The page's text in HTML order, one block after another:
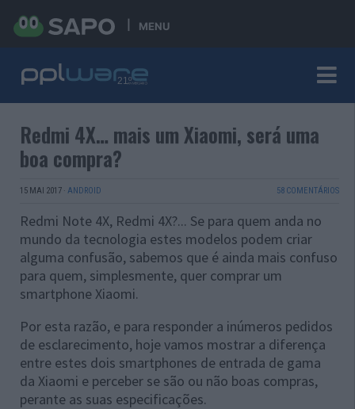
MENU
Redmi 4X… mais um Xiaomi, será uma
boa compra?
15 MAI 2017 · ANDROID 58 COMENTÁRIOS
Redmi Note 4X, Redmi 4X?... Se para quem anda no
mundo da tecnologia estes modelos podem criar
alguma confusão, sabemos que é ainda mais confuso
para quem, simplesmente, quer comprar um
smartphone Xiaomi.
Por esta razão, e para responder a inúmeros pedidos
de esclarecimento, hoje vamos mostrar a diferença
entre estes dois smartphones de entrada de gama
da Xiaomi e perceber se são ou não boas compras,
perante as suas especificações.